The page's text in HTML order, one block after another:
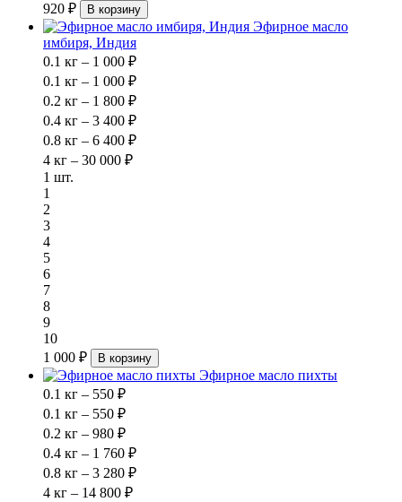
920 ₽
В корзину
Эфирное масло
имбиря, Индия
0.1 кг – 1 000 ₽
0.1 кг – 1 000 ₽
0.2 кг – 1 800 ₽
0.4 кг – 3 400 ₽
0.8 кг – 6 400 ₽
4 кг – 30 000 ₽
1 шт.
1
2
3
4
5
6
7
8
9
10
1 000 ₽
В корзину
Эфирное масло пихты
0.1 кг – 550 ₽
0.1 кг – 550 ₽
0.2 кг – 980 ₽
0.4 кг – 1 760 ₽
0.8 кг – 3 280 ₽
4 кг – 14 800 ₽